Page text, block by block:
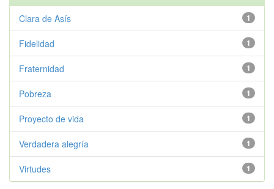
1
Clara de Asís
1
Fidelidad
1
Fraternidad
1
Pobreza
1
Proyecto de vida
1
Verdadera alegría
1
Virtudes